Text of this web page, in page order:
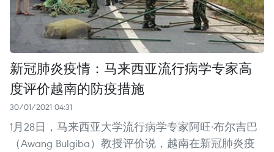
新冠肺炎疫情：马来西亚流行病学专家高
度评价越南的防疫措施
30/01/2021 04:31
1月28日，马来西亚大学流行病学专家阿旺·布尔吉巴
（Awang Bulgiba）教授评价说，越南在新冠肺炎疫